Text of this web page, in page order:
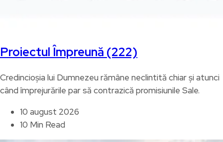
Proiectul Împreună (222)
Credincioșia lui Dumnezeu rămâne neclintită chiar și atunci
când împrejurările par să contrazică promisiunile Sale.
10 august 2026
10 Min Read